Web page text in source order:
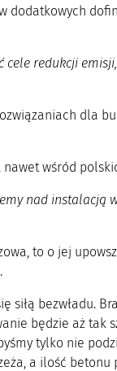
dodatkowych
redukcji
dla
nawet wśród
nad instalacją
to o jej
siłą bezwładu.
będzie aż tak
tylko nie
a ilość